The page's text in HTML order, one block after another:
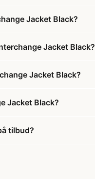
Jacket Black?
Jacket Black?
Jacket Black?
Jacket Black?
tilbud?